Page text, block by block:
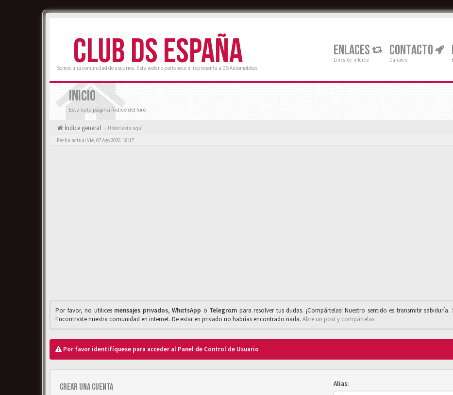
CLUB DS ESPAÑA
Somos una comunidad de usuarios. Esta web no pertenece ni representa a DS Automobiles.
ENLACES
Links de interés
CONTACTO
Canales
INICIO
Esta es la página índice del foro
Índice general « Usted esta aquí
Fecha actual Vie, 07 Ago 2026, 18:17
Por favor, no utilices mensajes privados,WhαtsApp o Telegrαm para resolver tus dudas. ¡Compártelas! Nuestro sentido es transmitir
Encontraste nuestra comunidad en internet. De estar en privado no habrías encontrado nada. Abre un post y compártelas
Por favor identifíquese para acceder al Panel de Control de Usuario
Crear una cuenta Alias: